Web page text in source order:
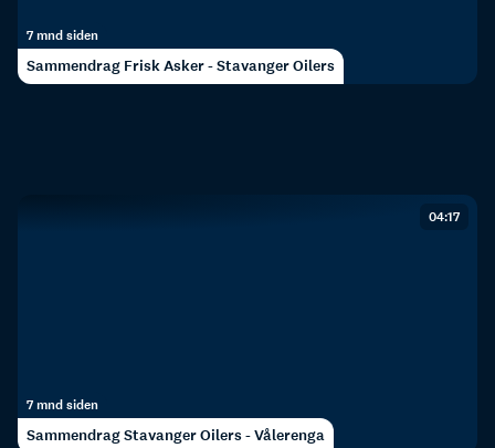
7 mnd siden
Sammendrag Frisk Asker - Stavanger Oilers
04:17
7 mnd siden
Sammendrag Stavanger Oilers - Vålerenga